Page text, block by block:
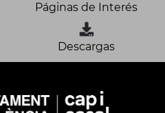
Páginas de Interés
Descargas